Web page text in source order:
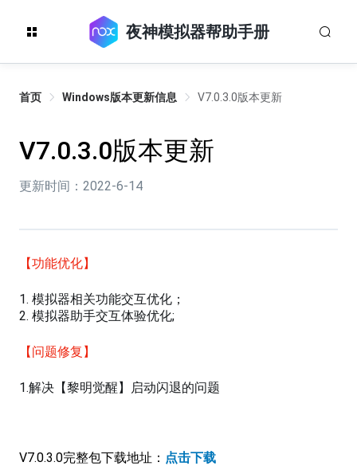
夜神模拟器帮助手册
首页 Windows版本更新信息 V7.0.3.0版本更新
V7.0.3.0版本更新
更新时间：2022-6-14
【功能优化】
1. 模拟器相关功能交互优化；
2. 模拟器助手交互体验优化;
【问题修复】
1.解决【黎明觉醒】启动闪退的问题
V7.0.3.0完整包下载地址： 点击下载